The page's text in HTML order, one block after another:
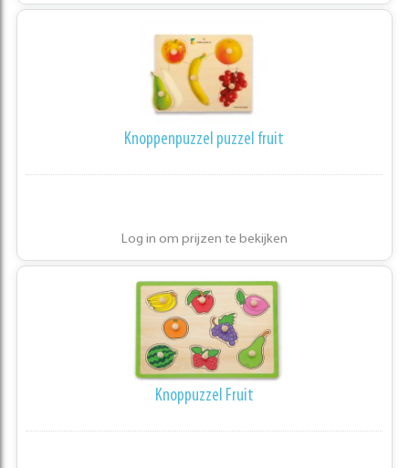
Knoppenpuzzel puzzel fruit
Log in om prijzen te bekijken
Knoppuzzel Fruit